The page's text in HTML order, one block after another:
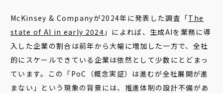
McKinsey & Companyが2024年に発表した調査「The
state of AI in early 2024 」によれば、生成AIを業務に導
入した企業の割合は前年から大幅に増加した一方で、全社
的にスケールできている企業は依然として少数にとどまっ
ています。この「PoC（概念実証）は進むが全社展開が進
まない」という現象の背景には、推進体制の設計不備があ